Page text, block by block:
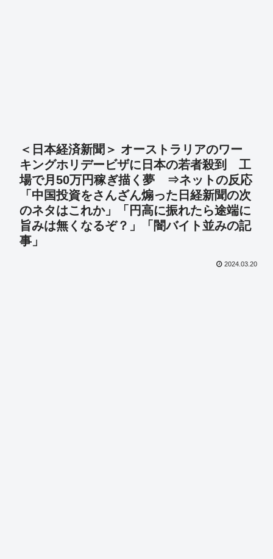
＜日本経済新聞＞ オーストラリアのワー
キングホリデービザに日本の若者殺到 工
場で月50万円稼ぎ描く夢 ⇒ネットの反応
「中国投資をさんざん煽った日経新聞の次
のネタはこれか」「円高に振れたら途端に
旨みは無くなるぞ？」「闇バイト並みの記
事」
2024.03.20